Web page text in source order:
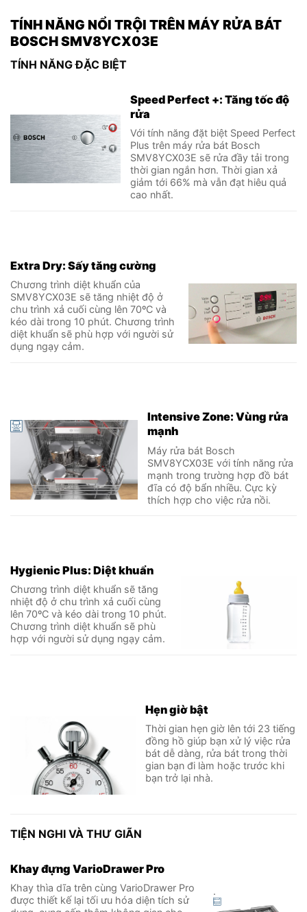
TÍNH NĂNG NỔI TRỘI TRÊN MÁY RỬA BÁT
BOSCH SMV8YCX03E
TÍNH NĂNG ĐẶC BIỆT
Speed Perfect +: Tăng tốc độ
rửa
Với tính năng đặt biệt Speed Perfect
Plus trên máy rửa bát Bosch
SMV8YCX03E sẽ rửa đầy tải trong
thời gian ngắn hơn. Thời gian xả
giảm tới 66% mà vẫn đạt hiêu quả
cao nhất.
Extra Dry: Sấy tăng cường
Chương trình diệt khuẩn của
SMV8YCX03E sẽ tăng nhiệt độ ở
chu trình xả cuối cùng lên 70ºC và
kéo dài trong 10 phút. Chương trình
diệt khuẩn sẽ phù hợp với người sử
dụng ngạy cảm.
Intensive Zone: Vùng rửa
mạnh
Máy rửa bát Bosch
SMV8YCX03E với tính năng rửa
mạnh trong trường hợp đồ bát
đĩa có độ bẩn nhiều. Cực kỳ
thích hợp cho việc rửa nồi.
Hygienic Plus: Diệt khuẩn
Chương trình diệt khuẩn sẽ tăng
nhiệt độ ở chu trình xả cuối cùng
lên 70ºC và kéo dài trong 10 phút.
Chương trình diệt khuẩn sẽ phù
hợp với người sử dụng ngạy cảm.
Hẹn giờ bật
Thời gian hẹn giờ lên tới 23 tiếng
đồng hồ giúp bạn xử lý việc rửa
bát dễ dàng, rửa bát trong thời
gian bạn đi làm hoặc trước khi
bạn trở lại nhà.
TIỆN NGHI VÀ THƯ GIÃN
Khay đựng VarioDrawer Pro
Khay thìa dĩa trên cùng VarioDrawer Pro
được thiết kế lại tối ưu hóa diện tích sử
.